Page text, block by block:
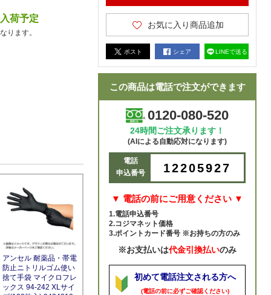
荷予定
ります。
アンセル 耐薬品・帯電
防止ニトリルゴム使い
捨て手袋 マイクロフレ
ックス 94-242 XLサイ
お気に入り商品追加
ポスト シェア LINEで送る
この商品は電話で注文ができます
0120-080-520
24時間ご注文承ります！
(AIによる自動応対になります)
電話
申込番号
12205927
▼ 電話の前にご用意ください ▼
1.電話申込番号
2.コジマネット価格
3.ポイントカード番号 ※お持ちの方のみ
※お支払いは代金引換払いのみ
初めて電話注文される方へ
(電話の前に必ずご確認ください)